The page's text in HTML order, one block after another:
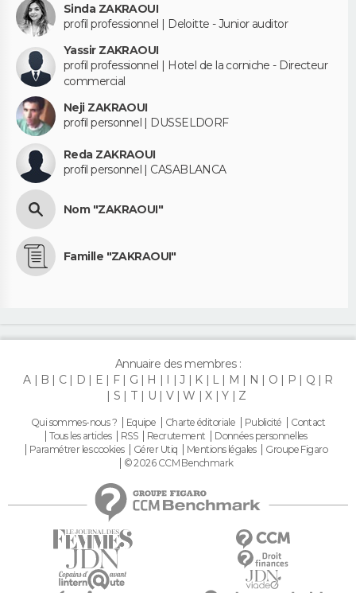
Sinda ZAKRAOUI
profil professionnel | Deloitte - Junior auditor
Yassir ZAKRAOUI
profil professionnel | Hotel de la corniche - Directeur
commercial
Neji ZAKRAOUI
profil personnel | DUSSELDORF
Reda ZAKRAOUI
profil personnel | CASABLANCA
Nom "ZAKRAOUI"
Famille "ZAKRAOUI"
Annuaire des membres :
A
B C D E F G H I J K L M N O P Q
R
S
T U V W X Y Z
Qui sommes-nous ? Equipe Charte éditoriale Publicité
Contact
Tous les articles
RSS Recrutement
Données personnelles
Paramétrer les cookies
Gérer Utiq Mentions légales
Groupe Figaro
© 2026 CCM Benchmark